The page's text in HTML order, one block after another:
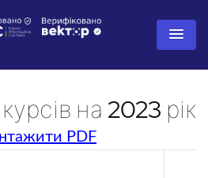
на 2023 рік
PDF